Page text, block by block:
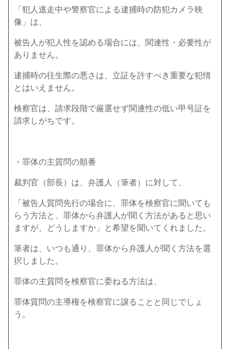
「犯人逃走中や警察官による逮捕時の防犯カメラ映
像」は、
被告人が犯人性を認める場合には、関連性・必要性が
ありません。
逮捕時の往生際の悪さは、立証を許すべき重要な犯情
とはいえません。
検察官は、請求段階で厳選せず関連性の低い甲号証を
請求しがちです。
・罪体の主質問の順番
裁判官（部長）は、弁護人（筆者）に対して、
「被告人質問先行の場合に、罪体を検察官に聞いても
らう方法と、罪体から弁護人が聞く方法があると思い
ますが、どうしますか」と希望を聞いてくれました。
筆者は、いつも通り、罪体から弁護人が聞く方法を選
択しました。
罪体の主質問を検察官に委ねる方法は、
罪体質問の主導権を検察官に譲ることと同じでしょ
う。